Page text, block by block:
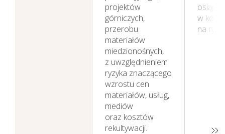
projektów
górniczych,
przerobu
materiałów
miedzionośnych,
z uwzględnieniem
ryzyka znaczącego
wzrostu cen
materiałów, usług,
mediów
oraz kosztów
rekultywacji.
w
na